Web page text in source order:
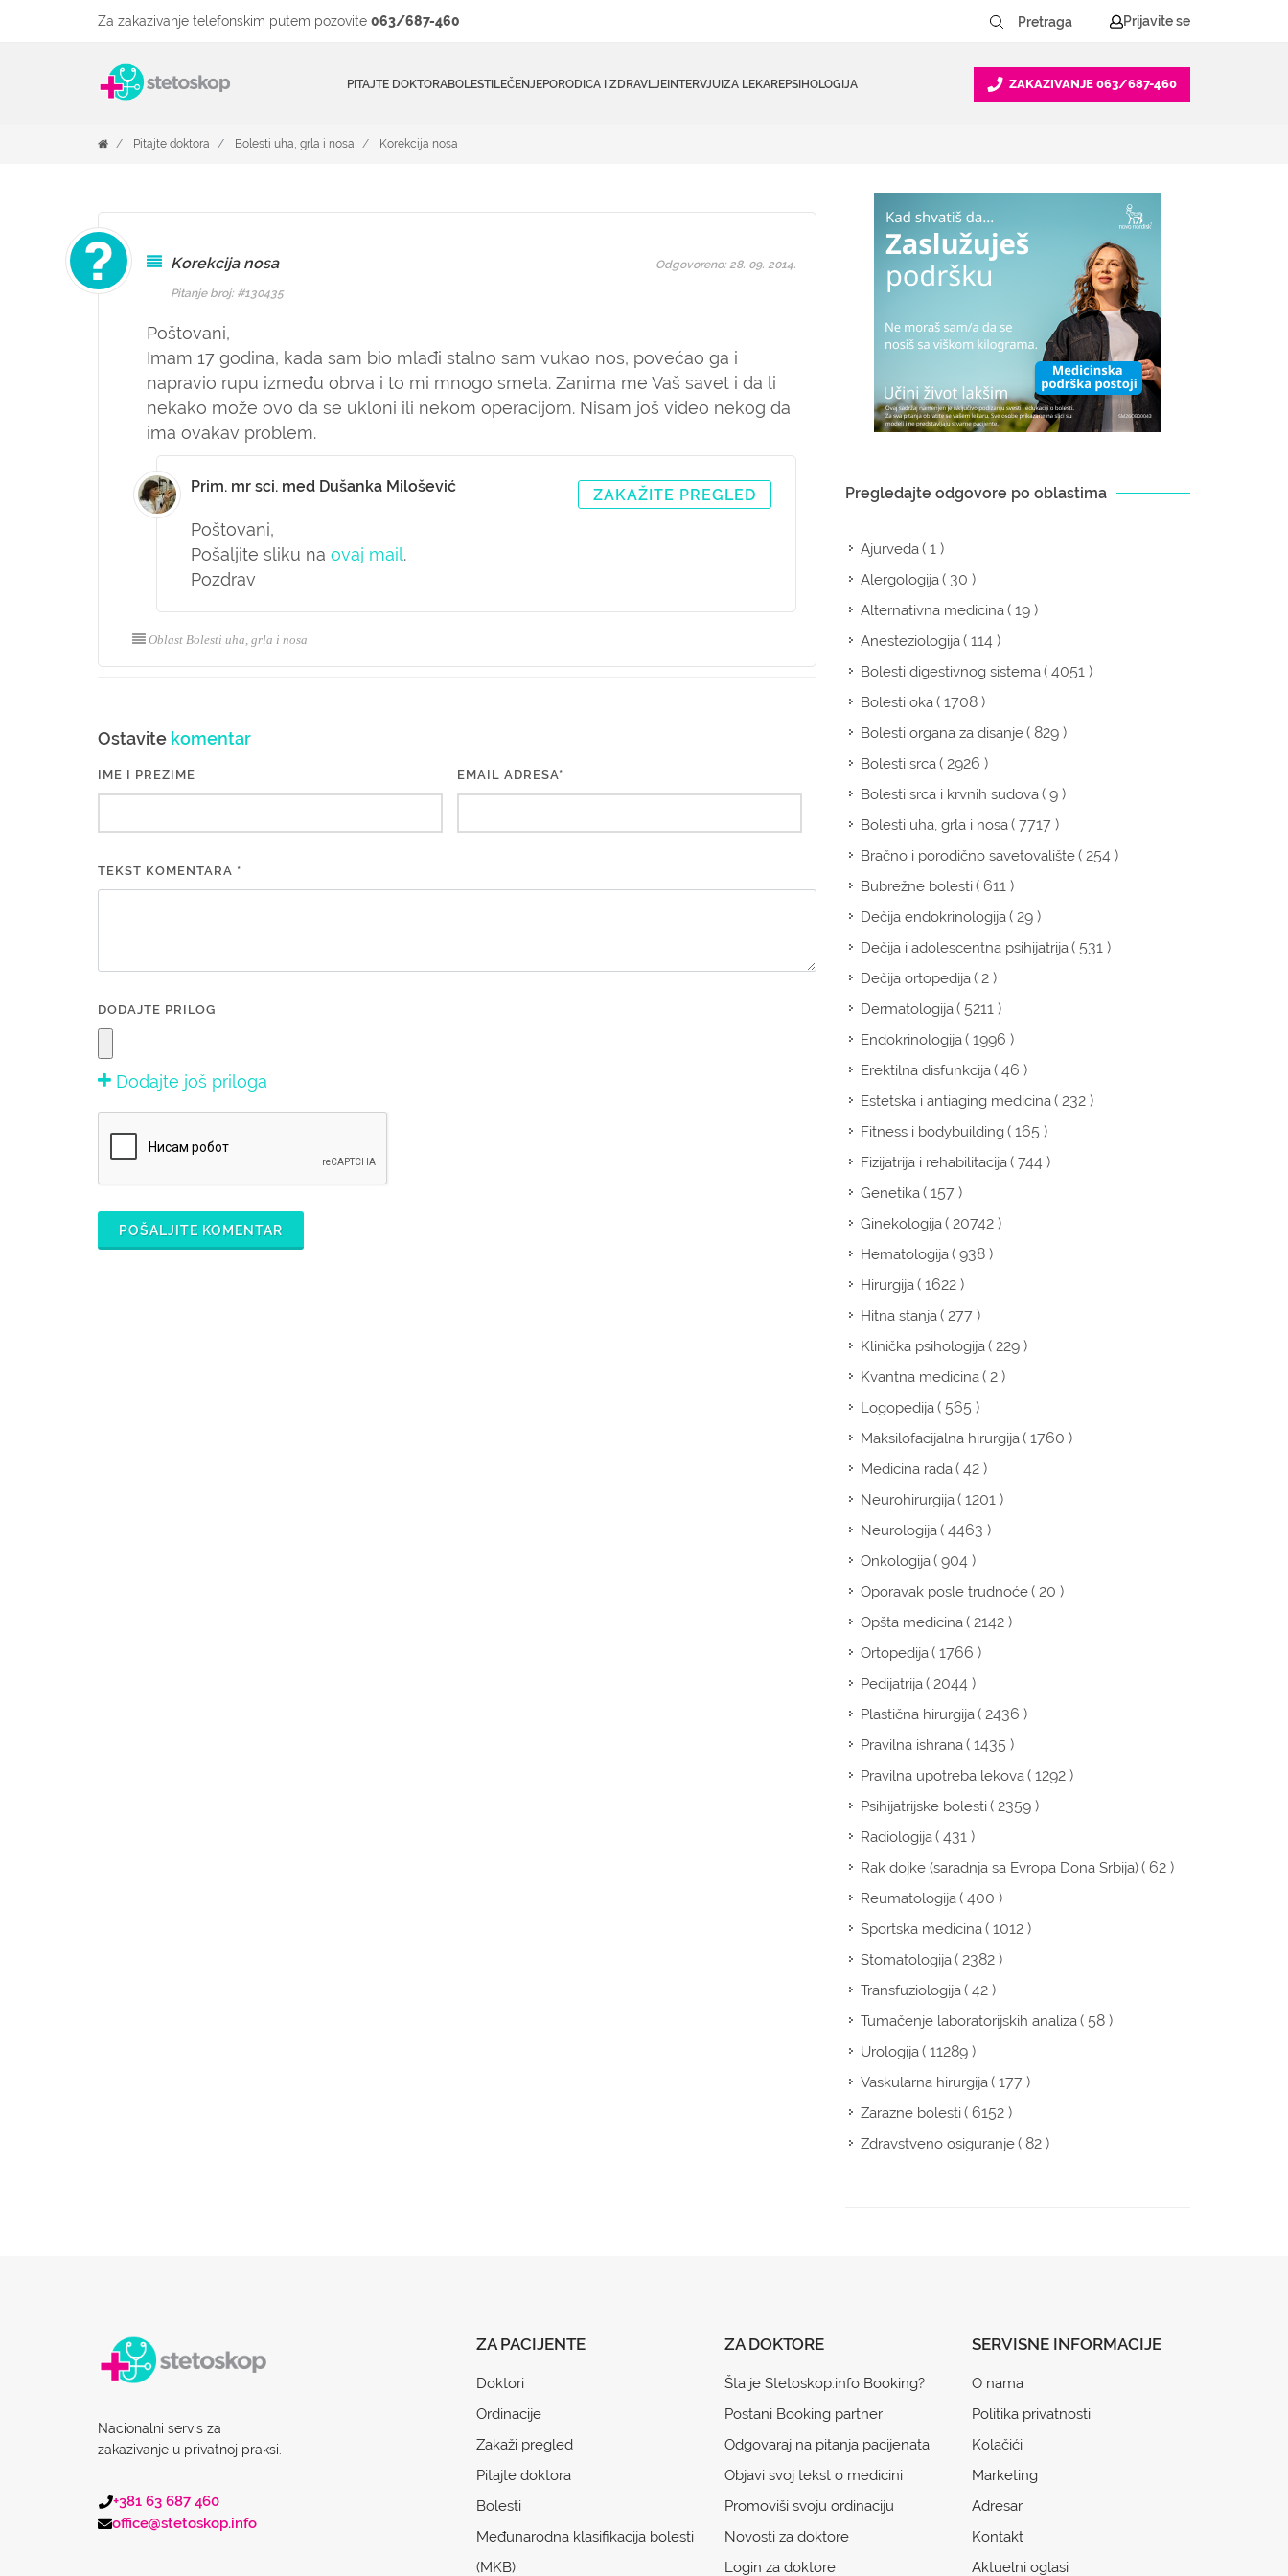
Za zakazivanje telefonskim putem pozovite 063/687-460 Prijavite se
PITAJTE DOKTORABOLESTILEČENJEPORODICA I ZDRAVLJEINTERVJUIZA LEKAREPSIHOLOGIJA ZAKAZIVANJE 063/687-460
Pitajte doktora Bolesti uha, grla i nosa Korekcija nosa
Korekcija nosa
Pitanje broj: #130435
Poštovani,
Imam 17 godina, kada sam bio mlađi stalno sam vukao nos, povećao ga i
napravio rupu između obrva i to mi mnogo smeta. Zanima me Vaš savet i da li
nekako može ovo da se ukloni ili nekom operacijom. Nisam još video nekog da
ima ovakav problem.
Odgovoreno: 28. 09. 2014.
Prim. mr sci. med Dušanka Milošević ZAKAŽITE PREGLED
Poštovani,
Pošaljite sliku na ovaj mail.
Pozdrav
Oblast Bolesti uha, grla i nosa
Ostavite komentar
IME I PREZIME EMAIL ADRESA*
TEKST KOMENTARA *
DODAJTE PRILOG
Dodajte još priloga
POŠALJITE KOMENTAR
Pregledajte odgovore po oblastima
Ajurveda( 1 )
Alergologija( 30 )
Alternativna medicina( 19 )
Anesteziologija( 114 )
Bolesti digestivnog sistema( 4051 )
Bolesti oka( 1708 )
Bolesti organa za disanje( 829 )
Bolesti srca( 2926 )
Bolesti srca i krvnih sudova( 9 )
Bolesti uha, grla i nosa( 7717 )
Bračno i porodično savetovalište( 254 )
Bubrežne bolesti( 611 )
Dečija endokrinologija( 29 )
Dečija i adolescentna psihijatrija( 531 )
Dečija ortopedija( 2 )
Dermatologija( 5211 )
Endokrinologija( 1996 )
Erektilna disfunkcija( 46 )
Estetska i antiaging medicina( 232 )
Fitness i bodybuilding( 165 )
Fizijatrija i rehabilitacija( 744 )
Genetika( 157 )
Ginekologija( 20742 )
Hematologija( 938 )
Hirurgija( 1622 )
Hitna stanja( 277 )
Klinička psihologija( 229 )
Kvantna medicina( 2 )
Logopedija( 565 )
Maksilofacijalna hirurgija( 1760 )
Medicina rada( 42 )
Neurohirurgija( 1201 )
Neurologija( 4463 )
Onkologija( 904 )
Oporavak posle trudnoće( 20 )
Opšta medicina( 2142 )
Ortopedija( 1766 )
Pedijatrija( 2044 )
Plastična hirurgija( 2436 )
Pravilna ishrana( 1435 )
Pravilna upotreba lekova( 1292 )
Psihijatrijske bolesti( 2359 )
Radiologija( 431 )
Rak dojke (saradnja sa Evropa Dona Srbija)( 62 )
Reumatologija( 400 )
Sportska medicina( 1012 )
Stomatologija( 2382 )
Transfuziologija( 42 )
Tumačenje laboratorijskih analiza( 58 )
Urologija( 11289 )
Vaskularna hirurgija( 177 )
Zarazne bolesti( 6152 )
Zdravstveno osiguranje( 82 )
Nacionalni servis za
zakazivanje u privatnoj praksi.
+381 63 687 460
office@stetoskop.info
ZA PACIJENTE
Doktori
Ordinacije
Zakaži pregled
Pitajte doktora
Bolesti
Međunarodna klasifikacija bolesti
(MKB)
ZA DOKTORE
Šta je Stetoskop.info Booking?
Postani Booking partner
Odgovaraj na pitanja pacijenata
Objavi svoj tekst o medicini
Promoviši svoju ordinaciju
Novosti za doktore
Login za doktore
SERVISNE INFORMACIJE
O nama
Politika privatnosti
Kolačići
Marketing
Adresar
Kontakt
Aktuelni oglasi